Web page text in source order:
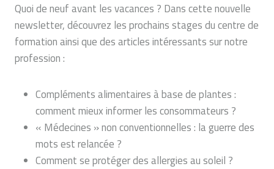
Quoi de neuf avant les vacances ? Dans cette nouvelle
newsletter, découvrez les prochains stages du centre de
formation ainsi que des articles intéressants sur notre
profession :
Compléments alimentaires à base de plantes :
comment mieux informer les consommateurs ?
« Médecines » non conventionnelles : la guerre des
mots est relancée ?
Comment se protéger des allergies au soleil ?